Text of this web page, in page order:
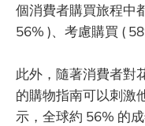
個消費者購買旅程中
56% )、考慮購買 (
此外，隨著消費者對
的購物指南可以刺激
示，全球約 56% 的